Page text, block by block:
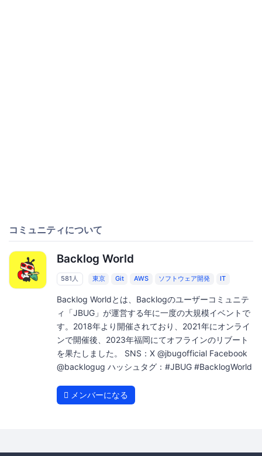
コミュニティについて
Backlog World
581人 東京 Git AWS ソフトウェア開発 IT
Backlog Worldとは、Backlogのユーザーコミュニテ
ィ「JBUG」が運営する年に一度の大規模イベントで
す。2018年より開催されており、2021年にオンライ
ンで開催後、2023年福岡にてオフラインのリブート
を果たしました。 SNS：X @jbugofficial Facebook
@backlogug ハッシュタグ：#JBUG #BacklogWorld
メンバーになる